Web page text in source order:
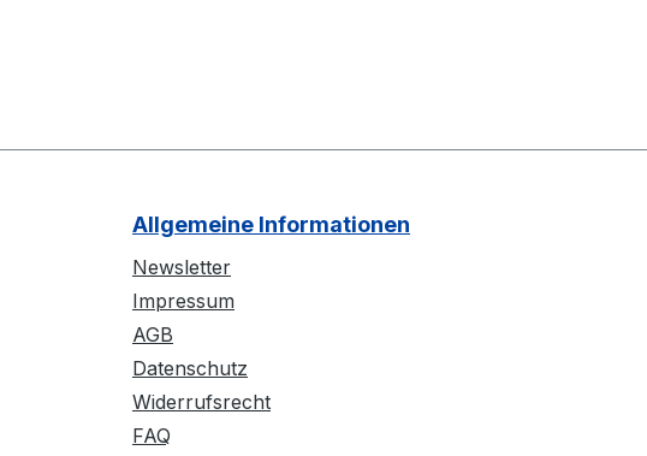
Allgemeine Informationen
Newsletter
Impressum
AGB
Datenschutz
Widerrufsrecht
FAQ